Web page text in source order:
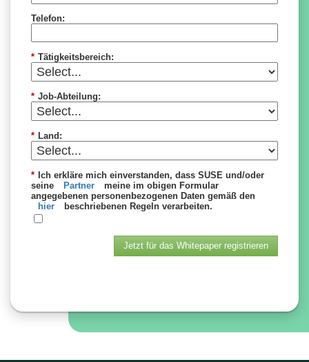
Telefon:
* Tätigkeitsbereich:
* Job-Abteilung:
* Land:
* Ich erkläre mich einverstanden, dass SUSE und/oder
seine
Partner
meine im obigen Formular
angegebenen personenbezogenen Daten gemäß den
hier
beschriebenen Regeln verarbeiten.
Jetzt für das Whitepaper registrieren